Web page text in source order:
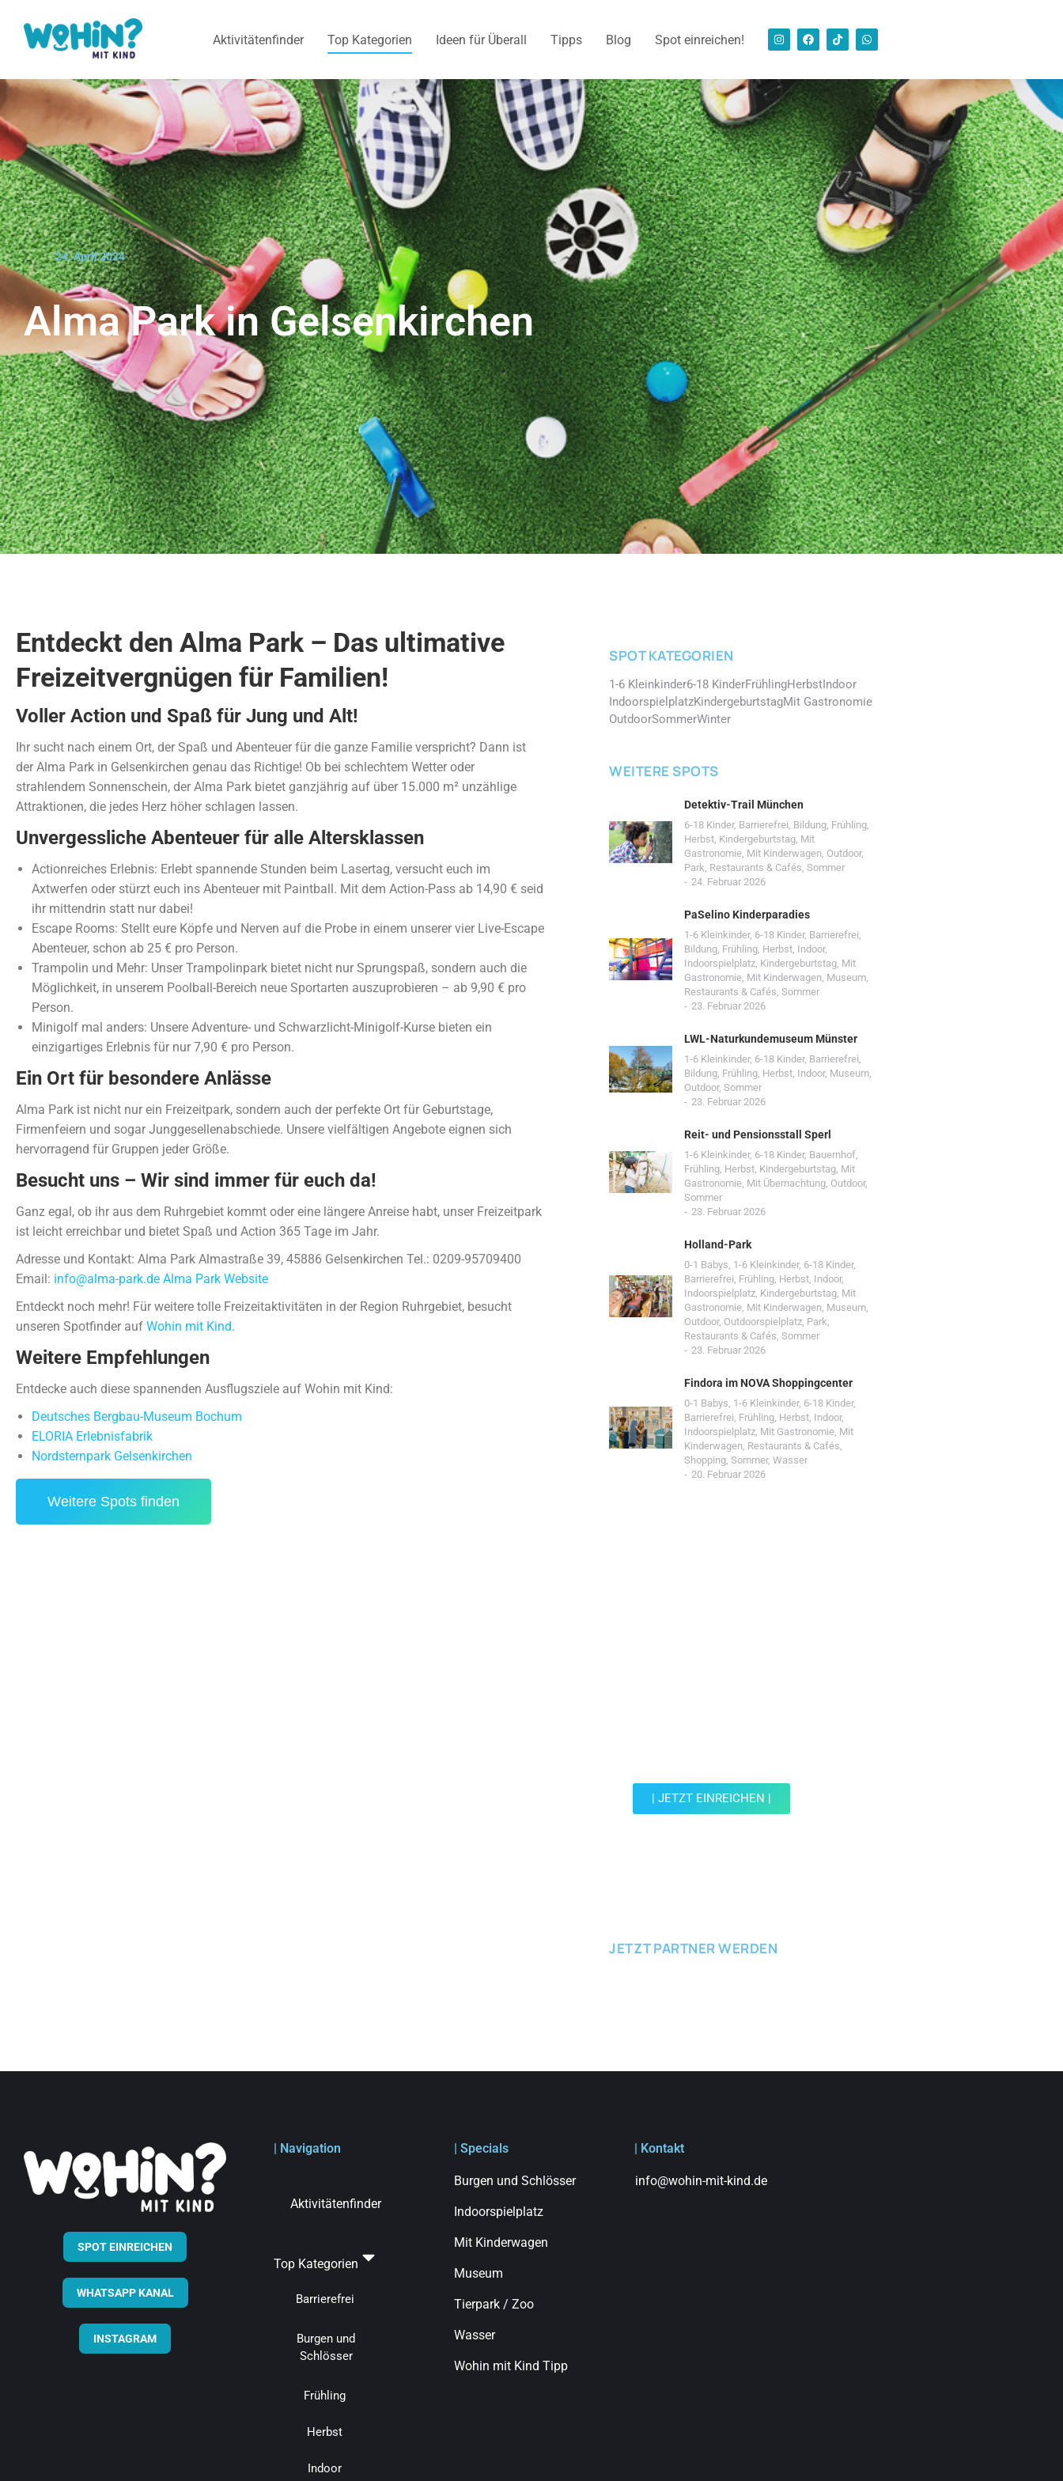
Aktivitätenfinder Top Kategorien Ideen für Überall Tipps Blog Spot einreichen!
24. April 2024
Alma Park in Gelsenkirchen
Entdeckt den Alma Park – Das ultimative
Freizeitvergnügen für Familien!
Voller Action und Spaß für Jung und Alt!
Ihr sucht nach einem Ort, der Spaß und Abenteuer für die ganze Familie verspricht? Dann ist
der Alma Park in Gelsenkirchen genau das Richtige! Ob bei schlechtem Wetter oder
strahlendem Sonnenschein, der Alma Park bietet ganzjährig auf über 15.000 m² unzählige
Attraktionen, die jedes Herz höher schlagen lassen.
Unvergessliche Abenteuer für alle Altersklassen
Actionreiches Erlebnis: Erlebt spannende Stunden beim Lasertag, versucht euch im
Axtwerfen oder stürzt euch ins Abenteuer mit Paintball. Mit dem Action-Pass ab 14,90 € seid
ihr mittendrin statt nur dabei!
Escape Rooms: Stellt eure Köpfe und Nerven auf die Probe in einem unserer vier Live-Escape
Abenteuer, schon ab 25 € pro Person.
Trampolin und Mehr: Unser Trampolinpark bietet nicht nur Sprungspaß, sondern auch die
Möglichkeit, in unserem Poolball-Bereich neue Sportarten auszuprobieren – ab 9,90 € pro
Person.
Minigolf mal anders: Unsere Adventure- und Schwarzlicht-Minigolf-Kurse bieten ein
einzigartiges Erlebnis für nur 7,90 € pro Person.
Ein Ort für besondere Anlässe
Alma Park ist nicht nur ein Freizeitpark, sondern auch der perfekte Ort für Geburtstage,
Firmenfeiern und sogar Junggesellenabschiede. Unsere vielfältigen Angebote eignen sich
hervorragend für Gruppen jeder Größe.
Besucht uns – Wir sind immer für euch da!
Ganz egal, ob ihr aus dem Ruhrgebiet kommt oder eine längere Anreise habt, unser Freizeitpark
ist leicht erreichbar und bietet Spaß und Action 365 Tage im Jahr.
Adresse und Kontakt: Alma Park Almastraße 39, 45886 Gelsenkirchen Tel.: 0209-95709400
Email: info@alma-park.de Alma Park Website
Entdeckt noch mehr! Für weitere tolle Freizeitaktivitäten in der Region Ruhrgebiet, besucht
unseren Spotfinder auf Wohin mit Kind.
Weitere Empfehlungen
Entdecke auch diese spannenden Ausflugsziele auf Wohin mit Kind:
Deutsches Bergbau-Museum Bochum
ELORIA Erlebnisfabrik
Nordsternpark Gelsenkirchen
Weitere Spots finden
SPOT KATEGORIEN
1-6 Kleinkinder6-18 KinderFrühlingHerbstIndoor
IndoorspielplatzKindergeburtstagMit Gastronomie
OutdoorSommerWinter
WEITERE SPOTS
Detektiv-Trail München
6-18 Kinder, Barrierefrei, Bildung, Frühling,
Herbst, Kindergeburtstag, Mit
Gastronomie, Mit Kinderwagen, Outdoor,
Park, Restaurants & Cafés, Sommer
24. Februar 2026
PaSelino Kinderparadies
1-6 Kleinkinder, 6-18 Kinder, Barrierefrei,
Bildung, Frühling, Herbst, Indoor,
Indoorspielplatz, Kindergeburtstag, Mit
Gastronomie, Mit Kinderwagen, Museum,
Restaurants & Cafés, Sommer
23. Februar 2026
LWL-Naturkundemuseum Münster
1-6 Kleinkinder, 6-18 Kinder, Barrierefrei,
Bildung, Frühling, Herbst, Indoor, Museum,
Outdoor, Sommer
23. Februar 2026
Reit- und Pensionsstall Sperl
1-6 Kleinkinder, 6-18 Kinder, Bauernhof,
Frühling, Herbst, Kindergeburtstag, Mit
Gastronomie, Mit Übernachtung, Outdoor,
Sommer
23. Februar 2026
Holland-Park
0-1 Babys, 1-6 Kleinkinder, 6-18 Kinder,
Barrierefrei, Frühling, Herbst, Indoor,
Indoorspielplatz, Kindergeburtstag, Mit
Gastronomie, Mit Kinderwagen, Museum,
Outdoor, Outdoorspielplatz, Park,
Restaurants & Cafés, Sommer
23. Februar 2026
Findora im NOVA Shoppingcenter
0-1 Babys, 1-6 Kleinkinder, 6-18 Kinder,
Barrierefrei, Frühling, Herbst, Indoor,
Indoorspielplatz, Mit Gastronomie, Mit
Kinderwagen, Restaurants & Cafés,
Shopping, Sommer, Wasser
20. Februar 2026
| JETZT EINREICHEN |
JETZT PARTNER WERDEN
SPOT EINREICHEN
WHATSAPP KANAL
INSTAGRAM
| Navigation
Aktivitätenfinder
Top Kategorien
Barrierefrei
Burgen und
Schlösser
Frühling
Herbst
Indoor
| Specials
Burgen und Schlösser
Indoorspielplatz
Mit Kinderwagen
Museum
Tierpark / Zoo
Wasser
Wohin mit Kind Tipp
| Kontakt
info@wohin-mit-kind.de